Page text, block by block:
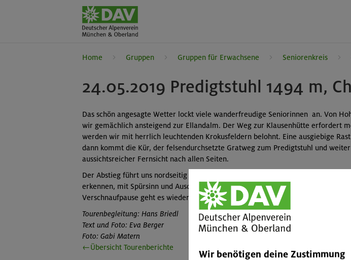
Home Gruppen Gruppen für Erwachsene Seniorenkreis
24.05.2019 Predigtstuhl 1494 m,
Das schön angesagte Wetter lockt viele wanderfreudige Seniorinnen an. Von
wir gemächlich ansteigend zur Ellandalm. Der Weg zur Klausenhütte erfordert
werden wir mit herrlich leuchtenden Krokusfeldern belohnt. Eine ausgiebige
dann kommt die Kür, der felsendurchsetzte Gratweg zum Predigtstuhl und
aussichtsreicher Fernsicht nach allen Seiten.
Der Abstieg führt uns nordseitig und damit in den Schnee. Die Wegführung ist
erkennen, mit Spürsinn und Ausdauer erreichen wir die geschlossene Hof Alm.
Verschnaufpause geht es wieder abwärts, vorbei an einem alten Kalkbrennofen,
Tourenbegleitung: Hans Briedl
Text und Foto: Eva Berger
Foto: Gabi Matern
←Übersicht Tourenberichte
Wir benötigen deine Zustimmung